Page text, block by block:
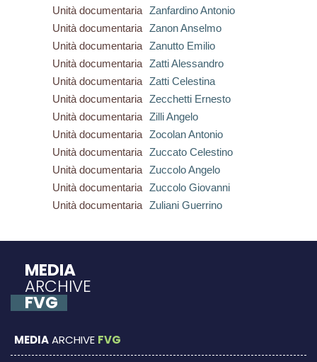
Unità documentaria
Zanfardino Antonio
Unità documentaria
Zanon Anselmo
Unità documentaria
Zanutto Emilio
Unità documentaria
Zatti Alessandro
Unità documentaria
Zatti Celestina
Unità documentaria
Zecchetti Ernesto
Unità documentaria
Zilli Angelo
Unità documentaria
Zocolan Antonio
Unità documentaria
Zuccato Celestino
Unità documentaria
Zuccolo Angelo
Unità documentaria
Zuccolo Giovanni
Unità documentaria
Zuliani Guerrino
MEDIA
ARCHIVE
FVG
MEDIAARCHIVE FVG